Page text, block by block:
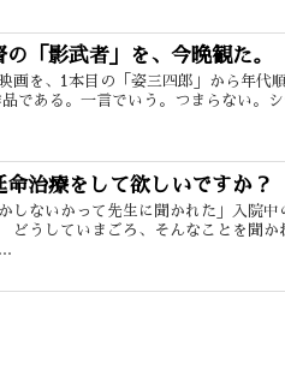
「影武者」を、今晩観た。
画を、1本目の「姿三四郎」から年代
である。一言でいう。つまらない。
命治療をして欲しいですか？
しないかって先生に聞かれた」入院
どうしていまごろ、そんなことを聞